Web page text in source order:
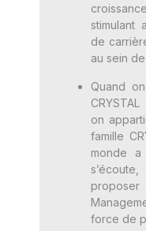
stimulant
de
au sein
Quand
CRYSTAL
on
famille
monde
force de